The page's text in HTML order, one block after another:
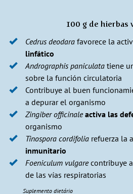
100 g de hierbas
Cedrus deodara favorece la
linfático
Andrographis paniculata tiene
sobre la función circulatoria
Contribuye al buen
a depurar el organismo
Zingiber officinale activa las
organismo
Tinospora cordifolia refuerza la
inmunitario
Foeniculum vulgarecontribuye
de las vías respiratorias
Suplemento dietário